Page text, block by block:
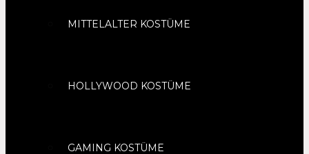
MITTELALTER KOSTÜME
HOLLYWOOD KOSTÜME
GAMING KOSTÜME